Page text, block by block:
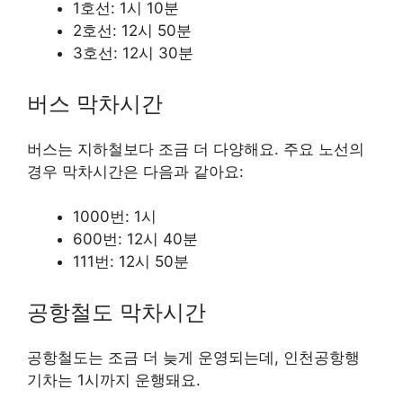
1호선: 1시 10분
2호선: 12시 50분
3호선: 12시 30분
버스 막차시간
버스는 지하철보다 조금 더 다양해요. 주요 노선의
경우 막차시간은 다음과 같아요:
1000번: 1시
600번: 12시 40분
111번: 12시 50분
공항철도 막차시간
공항철도는 조금 더 늦게 운영되는데, 인천공항행
기차는 1시까지 운행돼요.